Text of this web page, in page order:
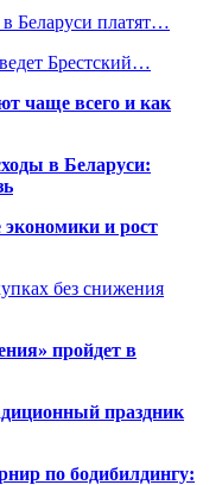
Беларуси платят…
Брестский…
чаще всего и как
в Беларуси:
и рост
без снижения
пройдет в
праздник
по бодибилдингу: